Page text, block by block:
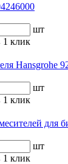
шт
1 клик
Hansgrohe
шт
1 клик
для
шт
1 клик